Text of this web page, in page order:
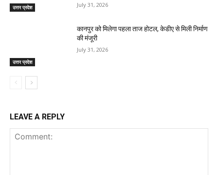
उत्तर प्रदेश July 31, 2026
उत्तर प्रदेश
कानपुर को मिलेगा पहला ताज होटल, केडीए से मिली निर्माण
की मंजूरी
July 31, 2026
LEAVE A REPLY